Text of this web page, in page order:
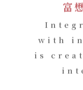
with
is